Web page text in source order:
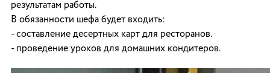
результатам работы.
В обязанности шефа будет входить:
- составление десертных карт для ресторанов.
- проведение уроков для домашних кондитеров.